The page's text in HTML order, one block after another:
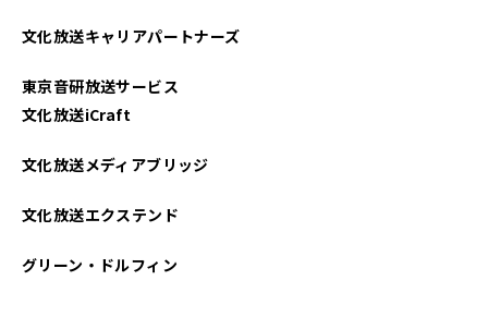
文化放送キャリアパートナーズ
東京音研放送サービス
文化放送iCraft
文化放送メディアブリッジ
文化放送エクステンド
グリーン・ドルフィン